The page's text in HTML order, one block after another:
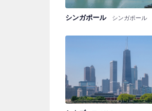
シンガポール シンガポール